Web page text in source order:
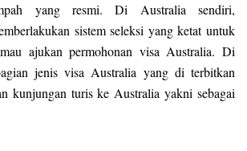
yang resmi. Di Australia sendiri,
sistem seleksi yang ketat untuk
ajukan permohonan visa Australia. Di
jenis visa Australia yang di terbitkan
kunjungan turis ke Australia yakni sebagai